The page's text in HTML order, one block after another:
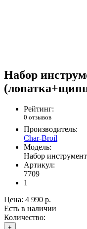
Набор
Рейтинг:
0 отзывов
Производитель:
Char-Broil
Модель:
Набор
Артикул:
7709
1
Цена: 4 990 р.
Есть в наличии
Количество:
+